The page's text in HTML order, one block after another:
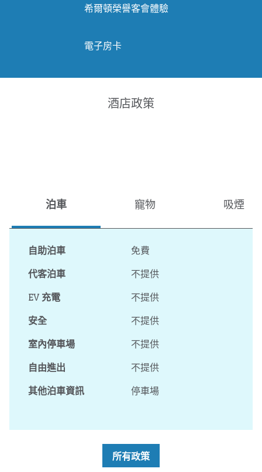
希爾頓榮譽客會體驗
電子房卡
酒店政策
泊車 寵物 吸煙
自助泊車
免費
代客泊車
不提供
EV 充電
不提供
安全
不提供
室內停車場
不提供
自由進出
不提供
其他泊車資訊
停車場
所有政策